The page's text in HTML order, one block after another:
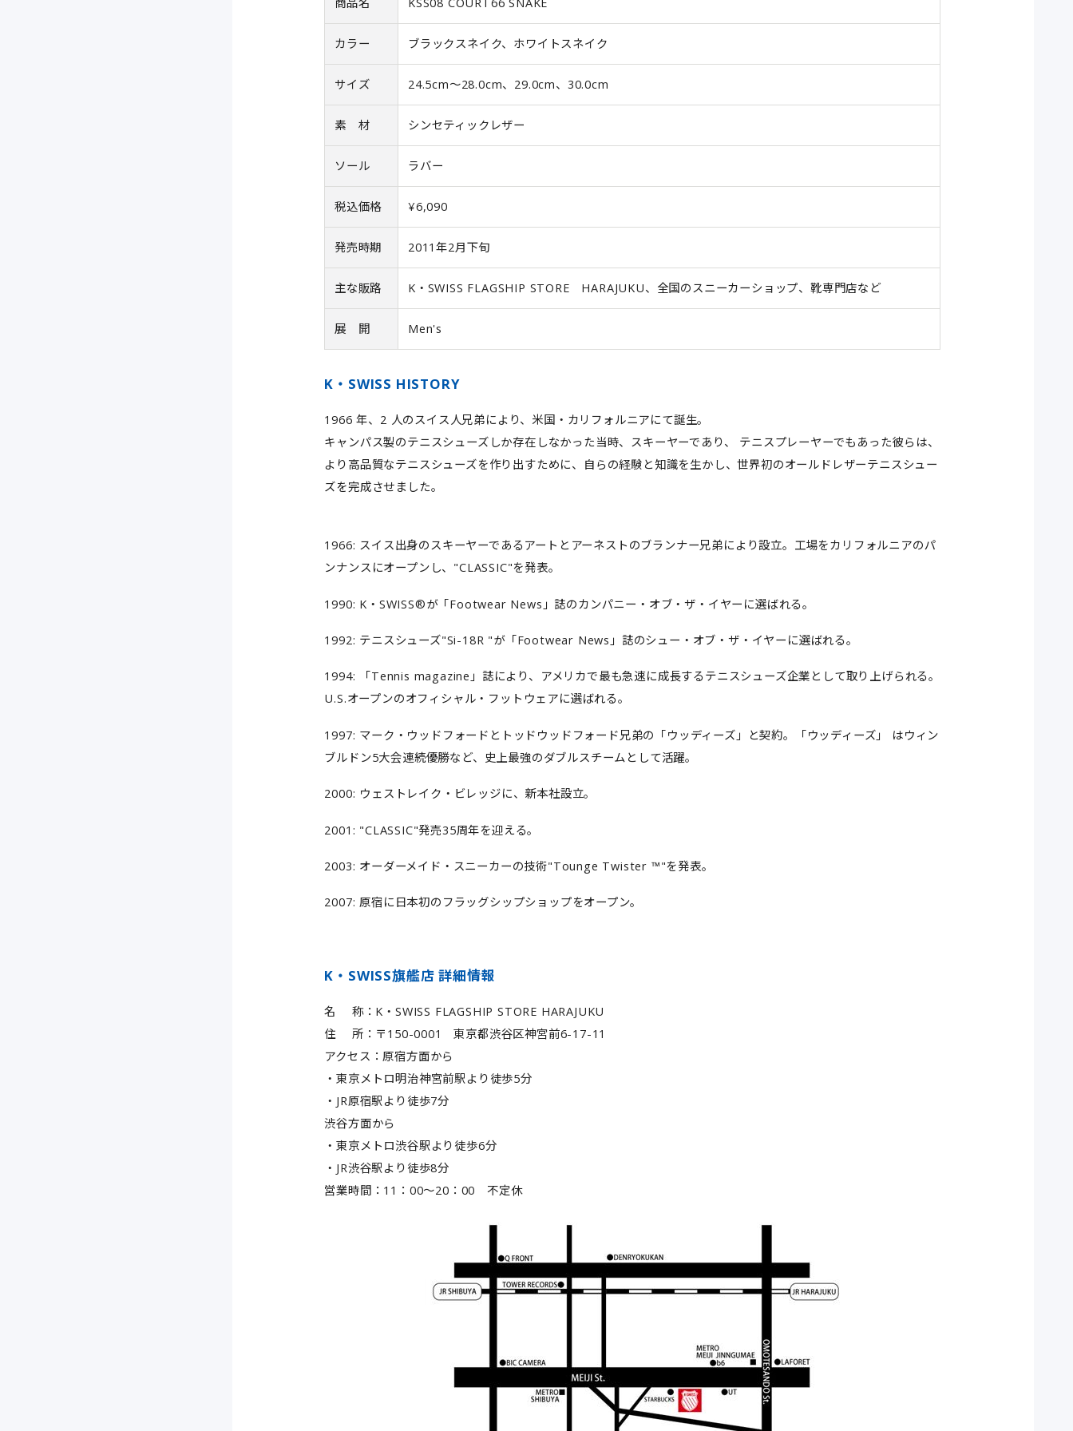
カラー ブラックスネイク、ホワイトスネイク
サイズ 24.5cm～28.0cm、29.0cm、30.0cm
素 材 シンセティックレザー
ソール ラバー
税込価格 ¥6,090
発売時期 2011年2月下旬
主な販路 K・SWISS FLAGSHIP STORE HARAJUKU、全国のスニーカーショップ、靴専門店など
展 開 Men's
K・SWISS HISTORY
1966 年、2 人のスイス人兄弟により、米国・カリフォルニアにて誕生。
キャンパス製のテニスシューズしか存在しなかった当時、スキーヤーであり、 テニスプレーヤーでもあった彼らは、
より高品質なテニスシューズを作り出すために、自らの経験と知識を生かし、世界初のオールドレザーテニスシュー
ズを完成させました。
1966: スイス出身のスキーヤーであるアートとアーネストのブランナー兄弟により設立。工場をカリフォルニアのパ
ンナンスにオープンし、"CLASSIC"を発表。
1990: K・SWISS®が「Footwear News」誌のカンパニー・オブ・ザ・イヤーに選ばれる。
1992: テニスシューズ"Si-18R "が「Footwear News」誌のシュー・オブ・ザ・イヤーに選ばれる。
1994: 「Tennis magazine」誌により、アメリカで最も急速に成長するテニスシューズ企業として取り上げられる。
U.S.オープンのオフィシャル・フットウェアに選ばれる。
1997: マーク・ウッドフォードとトッドウッドフォード兄弟の「ウッディーズ」と契約。「ウッディーズ」 はウィン
ブルドン5大会連続優勝など、史上最強のダブルスチームとして活躍。
2000: ウェストレイク・ビレッジに、新本社設立。
2001: "CLASSIC"発売35周年を迎える。
2003: オーダーメイド・スニーカーの技術"Tounge Twister ™"を発表。
2007: 原宿に日本初のフラッグシップショップをオープン。
K・SWISS旗艦店 詳細情報
名 称：K・SWISS FLAGSHIP STORE HARAJUKU
住 所：〒150-0001 東京都渋谷区神宮前6-17-11
アクセス：原宿方面から
・東京メトロ明治神宮前駅より徒歩5分
・JR原宿駅より徒歩7分
渋谷方面から
・東京メトロ渋谷駅より徒歩6分
・JR渋谷駅より徒歩8分
営業時間：11：00～20：00 不定休